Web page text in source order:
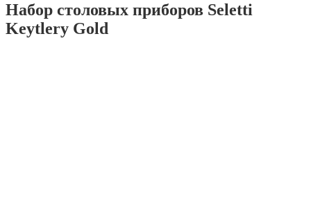
Набор столовых приборов Seletti
Keytlery Gold